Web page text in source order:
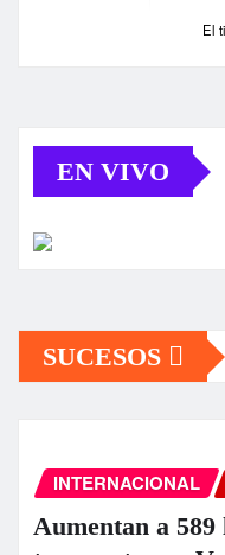
El
EN VIVO
SUCESOS
los